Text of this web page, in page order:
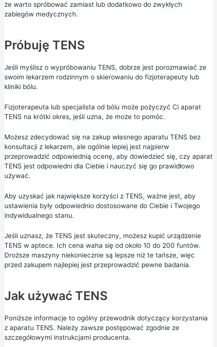
że warto spróbować zamiast lub dodatkowo do zwykłych
zabiegów medycznych.
Próbuję TENS
Jeśli myślisz o wypróbowaniu TENS, dobrze jest porozmawiać ze
swoim lekarzem rodzinnym o skierowaniu do fizjoterapeuty lub
kliniki bólu.
Fizjoterapeuta lub specjalista od bólu może pożyczyć Ci aparat
TENS na krótki okres, jeśli uzna, że może to pomóc.
Możesz zdecydować się na zakup własnego aparatu TENS bez
konsultacji z lekarzem, ale ogólnie lepiej jest najpierw
przeprowadzić odpowiednią ocenę, aby dowiedzieć się, czy aparat
TENS jest odpowiedni dla Ciebie i nauczyć się go prawidłowo
używać.
Aby uzyskać jak największe korzyści z TENS, ważne jest, aby
ustawienia były odpowiednio dostosowane do Ciebie i Twojego
indywidualnego stanu.
Jeśli uznasz, że TENS jest skuteczny, możesz kupić urządzenie
TENS w aptece. Ich cena waha się od około 10 do 200 funtów.
Droższe maszyny niekoniecznie są lepsze niż te tańsze, więc
przed zakupem najlepiej jest przeprowadzić pewne badania.
Jak używać TENS
Poniższe informacje to ogólny przewodnik dotyczący korzystania
z aparatu TENS. Należy zawsze postępować zgodnie ze
szczegółowymi instrukcjami producenta.